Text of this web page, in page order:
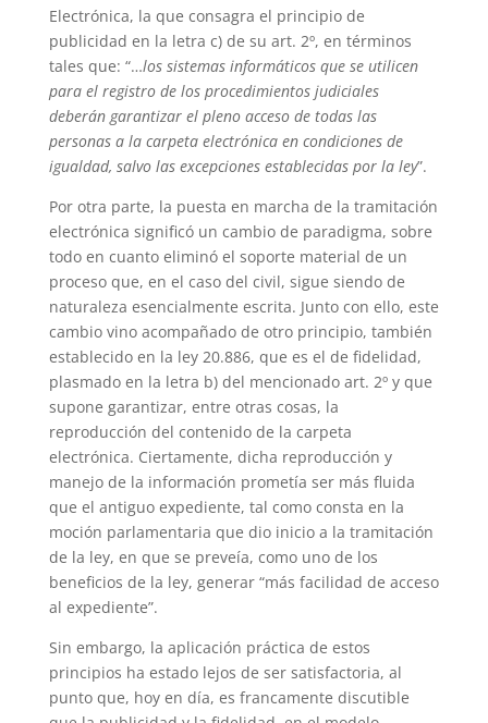
Electrónica, la que consagra el principio de
publicidad en la letra c) de su art. 2º, en términos
tales que: “…los sistemas informáticos que se utilicen
para el registro de los procedimientos judiciales
deberán garantizar el pleno acceso de todas las
personas a la carpeta electrónica en condiciones de
igualdad, salvo las excepciones establecidas por la ley”.
Por otra parte, la puesta en marcha de la tramitación
electrónica significó un cambio de paradigma, sobre
todo en cuanto eliminó el soporte material de un
proceso que, en el caso del civil, sigue siendo de
naturaleza esencialmente escrita. Junto con ello, este
cambio vino acompañado de otro principio, también
establecido en la ley 20.886, que es el de fidelidad,
plasmado en la letra b) del mencionado art. 2º y que
supone garantizar, entre otras cosas, la
reproducción del contenido de la carpeta
electrónica. Ciertamente, dicha reproducción y
manejo de la información prometía ser más fluida
que el antiguo expediente, tal como consta en la
moción parlamentaria que dio inicio a la tramitación
de la ley, en que se preveía, como uno de los
beneficios de la ley, generar “más facilidad de acceso
al expediente”.
Sin embargo, la aplicación práctica de estos
principios ha estado lejos de ser satisfactoria, al
punto que, hoy en día, es francamente discutible